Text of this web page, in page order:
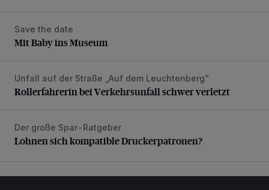
Mit Baby ins Museum
Save the date
Mit Baby ins Museum
Rollerfahrerin bei Verkehrsunfall schwer verletzt
Unfall auf der Straße „Auf dem Leuchtenberg“
Rollerfahrerin bei Verkehrsunfall schwer verletzt
Lohnen sich kompatible Druckerpatronen?
Der große Spar-Ratgeber
Lohnen sich kompatible Druckerpatronen?